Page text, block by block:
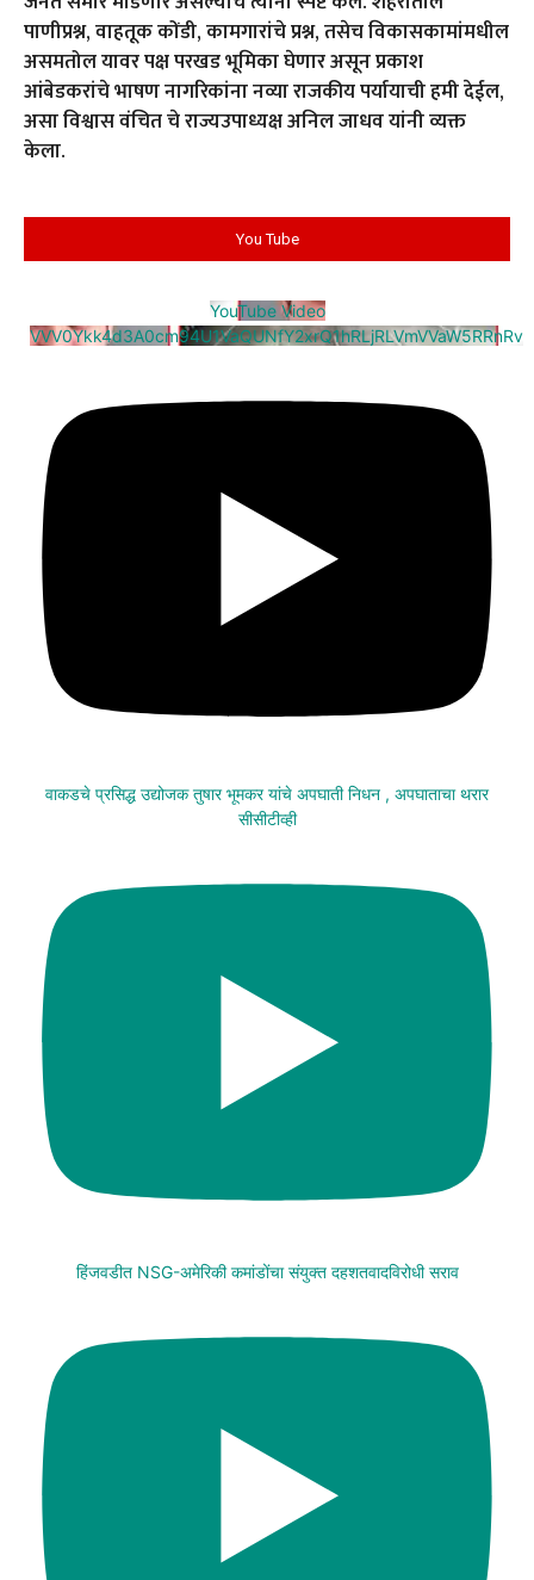
पाणीप्रश्न, वाहतूक कोंडी, कामगारांचे प्रश्न, तसेच विकासकामांमधील
असमतोल यावर पक्ष परखड भूमिका घेणार असून प्रकाश
आंबेडकरांचे भाषण नागरिकांना नव्या राजकीय पर्यायाची हमी देईल,
असा विश्वास वंचित चे राज्यउपाध्यक्ष अनिल जाधव यांनी व्यक्त
केला.
You Tube
YouTube Video
VVV0Ykk4d3A0cm94U1VaQUNfY2xrQ1hRLjRLVmVVaW5RRnRv
वाकडचे प्रसिद्ध उद्योजक तुषार भूमकर यांचे अपघाती निधन , अपघाताचा थरार
सीसीटीव्ही
हिंजवडीत NSG-अमेरिकी कमांडोंचा संयुक्त दहशतवादविरोधी सराव